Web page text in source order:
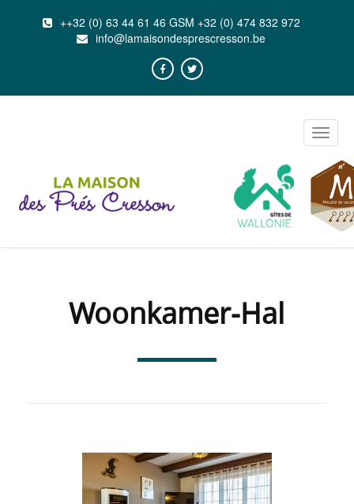
++32 (0) 63 44 61 46 GSM +32 (0) 474 832 972
info@lamaisondesprescresson.be
Toggle
Woonkamer-Hal